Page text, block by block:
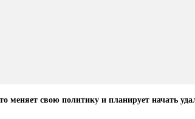
меняет свою политику и планирует начать